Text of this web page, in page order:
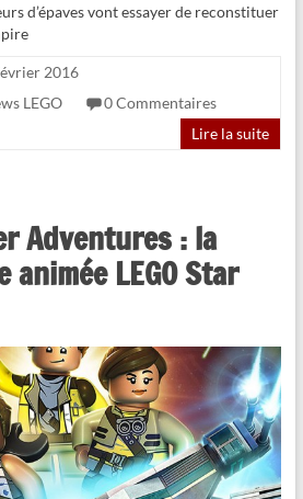
d’épaves vont essayer de reconstituer
2016
LEGO
0 Commentaires
Lire la suite
Adventures : la
LEGO Star